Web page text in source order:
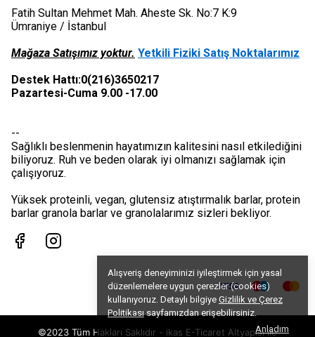
Alışveriş deneyiminizi iyileştirmek için yasal
düzenlemelere uygun çerezler (cookies)
kullanıyoruz. Detaylı bilgiye Gizlilik ve Çerez
Politikasısayfamızdan erişebilirsiniz.
Anladım
Fatih Sultan Mehmet Mah. Aheste Sk. No:7 K:9
Ümraniye / İstanbul
Mağaza Satışımız yoktur. Yetkili Fiziki Satış Noktalarımız
Destek Hattı:0(216)3650217
Pazartesi-Cuma 9.00 -17.00
--
Sağlıklı beslenmenin hayatımızın kalitesini nasıl etkilediğini
biliyoruz. Ruh ve beden olarak iyi olmanızı sağlamak için
çalışıyoruz.
Yüksek proteinli, vegan, glutensiz atıştırmalık barlar, protein
barlar granola barlar ve granolalarımız sizleri bekliyor.
©2023 Tüm Hakları Saklıdır - ikas E-Ticaret Altyapısı ile